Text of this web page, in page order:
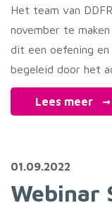
Het team van
november te
dit een oefening
begeleid door het
Lees meer
01.09.2022
Webinar